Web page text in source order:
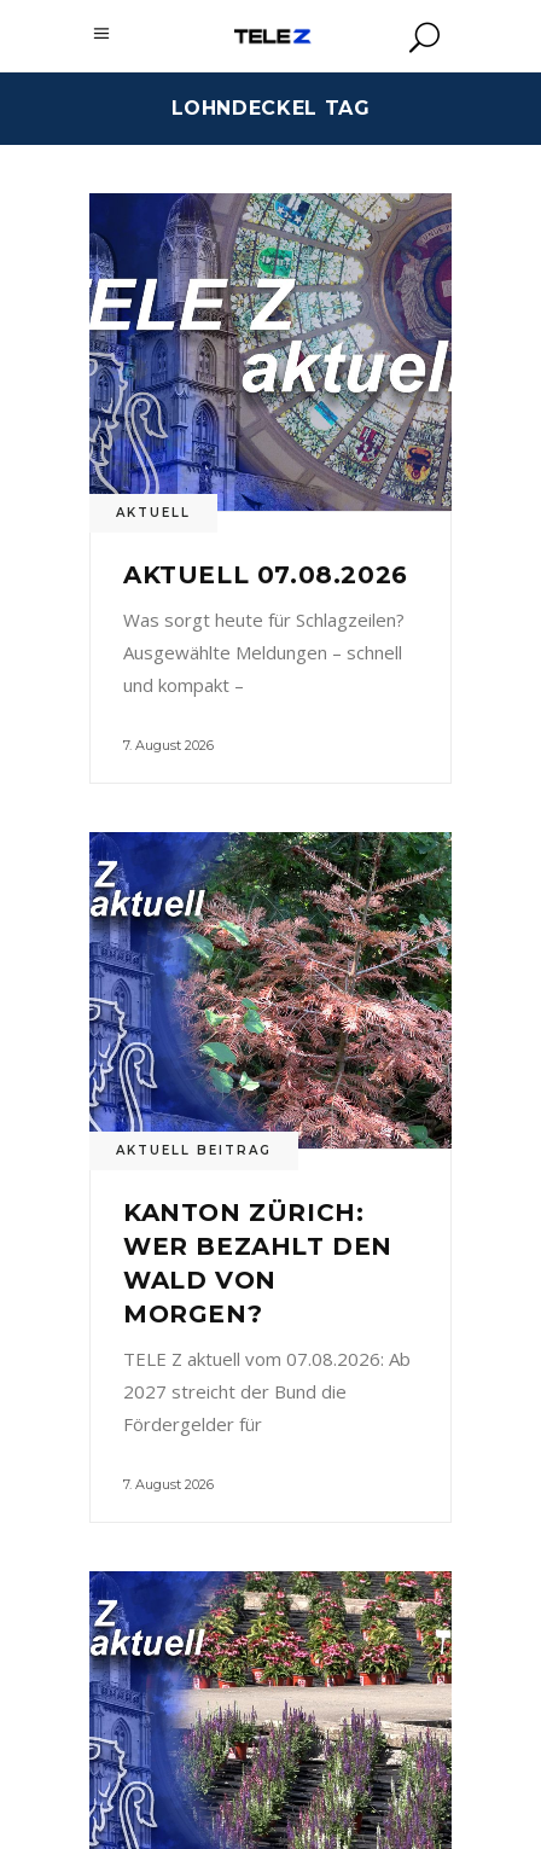
LOHNDECKEL TAG
AKTUELL
AKTUELL 07.08.2026
Was sorgt heute für Schlagzeilen?
Ausgewählte Meldungen – schnell
und kompakt –
7. August 2026
AKTUELL BEITRAG
KANTON ZÜRICH:
WER BEZAHLT DEN
WALD VON
MORGEN?
TELE Z aktuell vom 07.08.2026: Ab
2027 streicht der Bund die
Fördergelder für
7. August 2026